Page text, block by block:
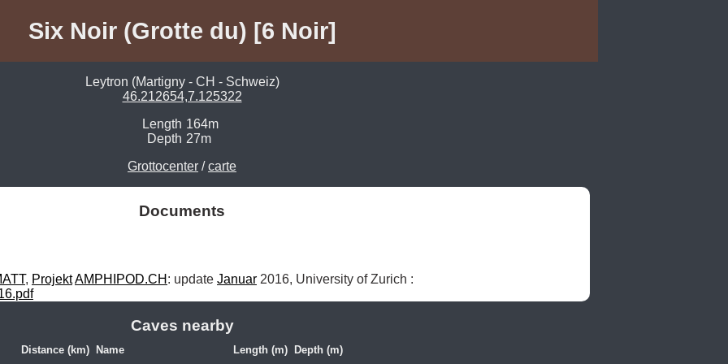
Six Noir (Grotte du) [6 Noir]
Leytron (Martigny - CH - Schweiz)
46.212654,7.125322
Length 164m
Depth 27m
Grottocenter /carte
Documents
, ProjektAMPHIPOD.CH : update Januar
Caves nearby
Distance (km) Name Length (m) Depth (m)